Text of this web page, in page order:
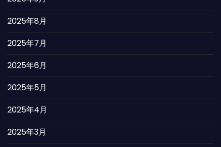
2025年8月
2025年7月
2025年6月
2025年5月
2025年4月
2025年3月